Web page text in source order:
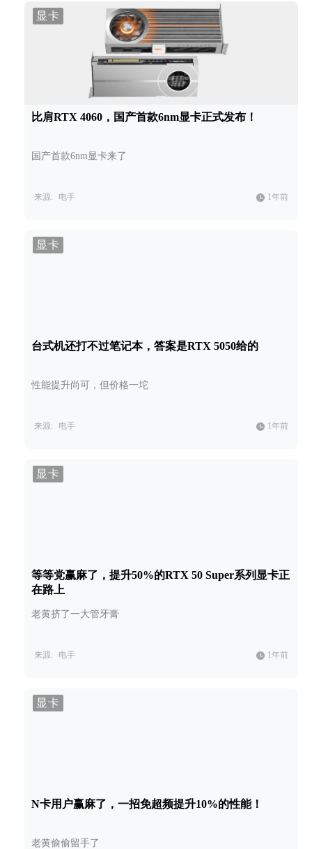
显卡
比肩RTX 4060，国产首款6nm显卡正式发布！
国产首款6nm显卡来了
来源: 电手 1年前
显卡
台式机还打不过笔记本，答案是RTX 5050给的
性能提升尚可，但价格一坨
来源: 电手 1年前
显卡
等等党赢麻了，提升50%的RTX 50 Super系列显卡正
在路上
老黄挤了一大管牙膏
来源: 电手 1年前
显卡
N卡用户赢麻了，一招免超频提升10%的性能！
老黄偷偷留手了